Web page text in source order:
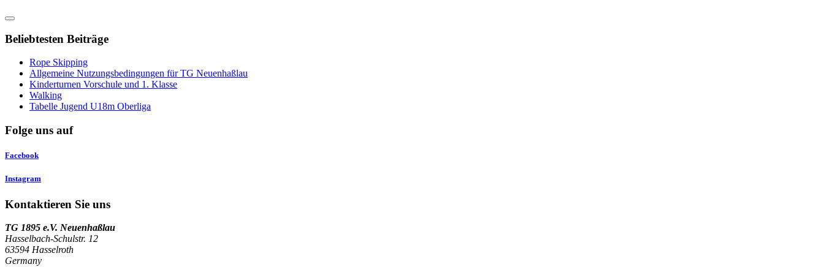
Beliebtesten Beiträge
Rope Skipping
Allgemeine Nutzungsbedingungen für TG Neuenhaßlau
Kinderturnen Vorschule und 1. Klasse
Walking
Tabelle Jugend U18m Oberliga
Folge uns auf
Facebook
Instagram
Kontaktieren Sie uns
TG 1895 e.V. Neuenhaßlau
Hasselbach-Schulstr. 12
63594 Hasselroth
Germany